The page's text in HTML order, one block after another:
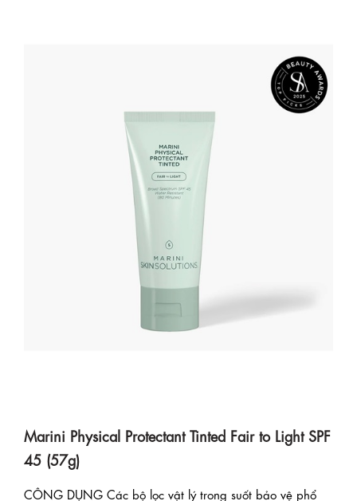
Marini Physical Protectant Tinted Fair to Light SPF
45 (57g)
CÔNG DỤNG Các bộ lọc vật lý trong suốt bảo vệ phổ